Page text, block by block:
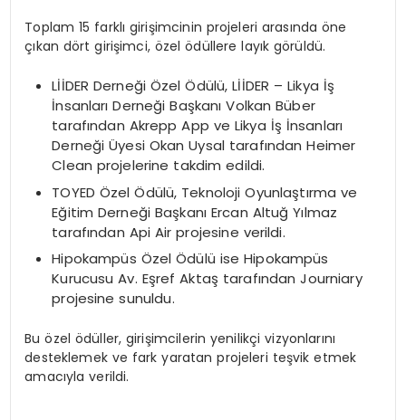
Toplam 15 farklı girişimcinin projeleri arasında öne
çıkan dört girişimci, özel ödüllere layık görüldü.
LİİDER Derneği Özel Ödülü, LİİDER – Likya İş
İnsanları Derneği Başkanı Volkan Büber
tarafından Akrepp App ve Likya İş İnsanları
Derneği Üyesi Okan Uysal tarafından Heimer
Clean projelerine takdim edildi.
TOYED Özel Ödülü, Teknoloji Oyunlaştırma ve
Eğitim Derneği Başkanı Ercan Altuğ Yılmaz
tarafından Api Air projesine verildi.
Hipokampüs Özel Ödülü ise Hipokampüs
Kurucusu Av. Eşref Aktaş tarafından Journiary
projesine sunuldu.
Bu özel ödüller, girişimcilerin yenilikçi vizyonlarını
desteklemek ve fark yaratan projeleri teşvik etmek
amacıyla verildi.